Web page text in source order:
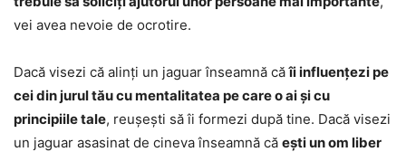
vei avea nevoie de ocrotire.
Dacă visezi că alinți un jaguar înseamnă căîi influențezi pe
cei din jurul tău cu mentalitatea pe care o ai și cu
principiile tale, reușești să îi formezi după tine. Dacă visezi
un jaguar asasinat de cineva înseamnă că ești un om liber